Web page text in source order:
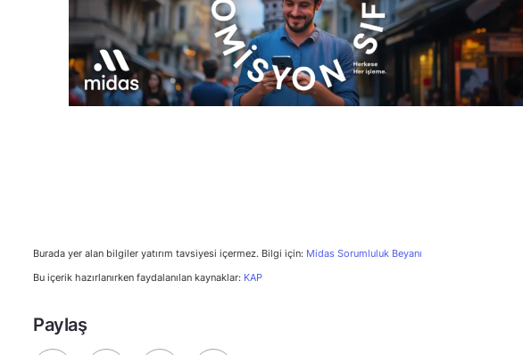
Burada yer alan bilgiler yatırım tavsiyesi içermez. Bilgi için: Midas Sorumluluk Beyanı
Bu içerik hazırlanırken faydalanılan kaynaklar: KAP
Paylaş